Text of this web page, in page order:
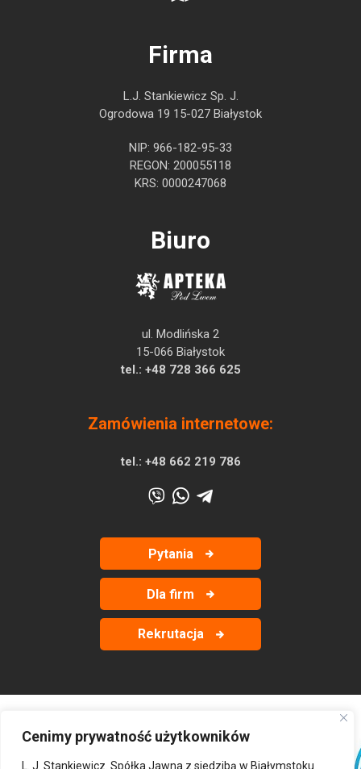
Cenimy prywatność użytkowników
L. J. Stankiewicz. Spółka Jawna z siedzibą w Białymstoku
Firma
L.J. Stankiewicz Sp. J.
Ogrodowa 19 15-027 Białystok
NIP: 966-182-95-33
REGON: 200055118
KRS: 0000247068
Biuro
ul. Modlińska 2
15-066 Białystok
tel.: +48 728 366 625
Zamówienia internetowe:
tel.: +48 662 219 786
Pytania
Dla firm
Rekrutacja